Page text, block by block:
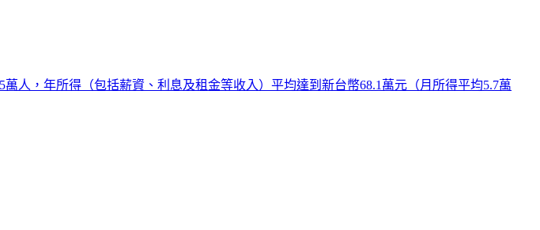
人，年所得（包括薪資、利息及租金等收入）平均達到新台幣68.1萬元（月所得平均5.7萬